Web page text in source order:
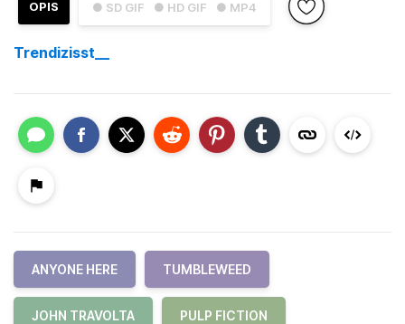
● SD GIF ● HD GIF ● MP4
OPIS
Trendizisst__
ANYONE HERE TUMBLEWEED
JOHN TRAVOLTA PULP FICTION